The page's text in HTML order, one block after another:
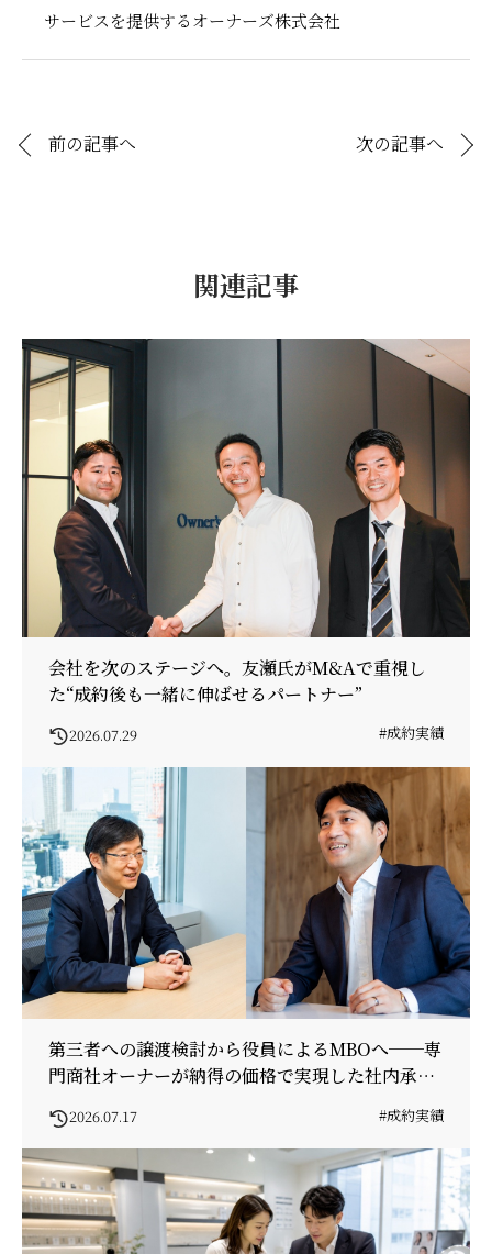
サービスを提供するオーナーズ株式会社
前の記事へ 次の記事へ
関連記事
会社を次のステージへ。友瀬氏がM&Aで重視し
た“成約後も一緒に伸ばせるパートナー”
2026.07.29 #成約実績
第三者への譲渡検討から役員によるMBOへ──専
門商社オーナーが納得の価格で実現した社内承継
2026.07.17 #成約実績